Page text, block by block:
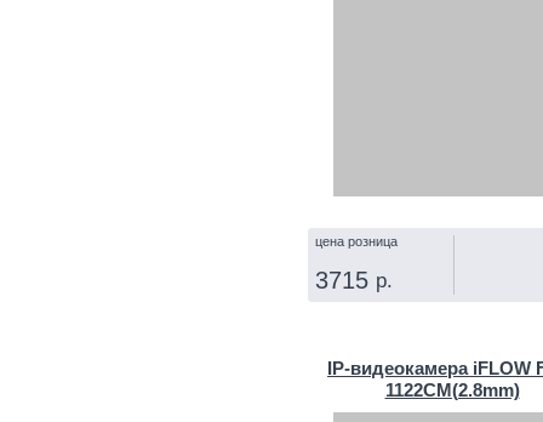
цена розница
3715 р.
IP‑видеокамера iFLOW
1122CM(2.8mm)